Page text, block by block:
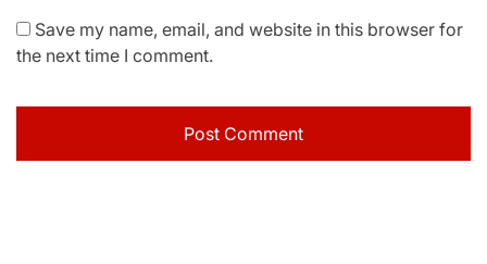
Save my name, email, and website in this browser for
the next time I comment.